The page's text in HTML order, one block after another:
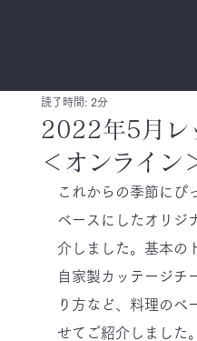
2022年5月レ
＜オンライン
読了時間: 2分
これからの季節にぴ
ベースにしたオリジ
介しました。基本の
自家製カッテージチ
り方など、料理のベ
せてご紹介しました。